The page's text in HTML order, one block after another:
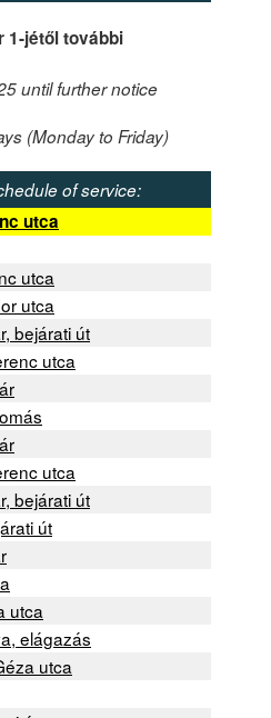
1-jétől további
until further notice
(Monday to Friday)
of service:
utca
utca
utca
bejárati út
utca
utca
bejárati út
út
utca
elágazás
utca